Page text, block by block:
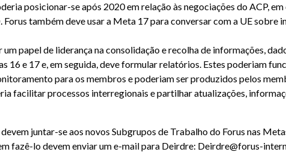
posicionar-se após 2020 em relação às negociações do ACP,
Forus também deve usar a Meta 17 para conversar com a UE sobre
um papel de liderança na consolidação e recolha de informações,
16 e 17 e, em seguida, deve formular relatórios. Estes poderiam
para os membros e poderiam ser produzidos pelos
facilitar processos interregionais e partilhar atualizações,
juntar-se aos novos Subgrupos de Trabalho do Forus nas
fazê-lo devem enviar um e-mail para Deirdre: Deirdre@forus-